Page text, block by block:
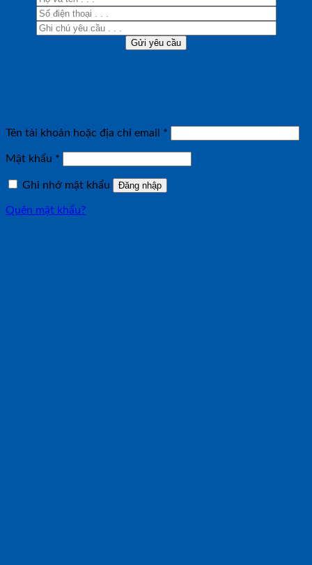
Tên tài khoản hoặc địa chỉ email *
buộc
Mật khẩu *
buộc
Ghi nhớ mật khẩu
Đăng nhập
Quên mật khẩu?